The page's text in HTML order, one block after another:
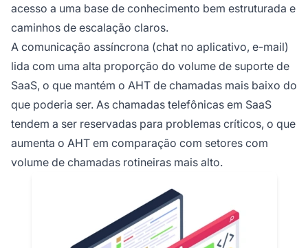
acesso a uma base de conhecimento bem estruturada e
caminhos de escalação claros.
A comunicação assíncrona (chat no aplicativo, e-mail)
lida com uma alta proporção do volume de suporte de
SaaS, o que mantém o AHT de chamadas mais baixo do
que poderia ser. As chamadas telefônicas em SaaS
tendem a ser reservadas para problemas críticos, o que
aumenta o AHT em comparação com setores com
volume de chamadas rotineiras mais alto.